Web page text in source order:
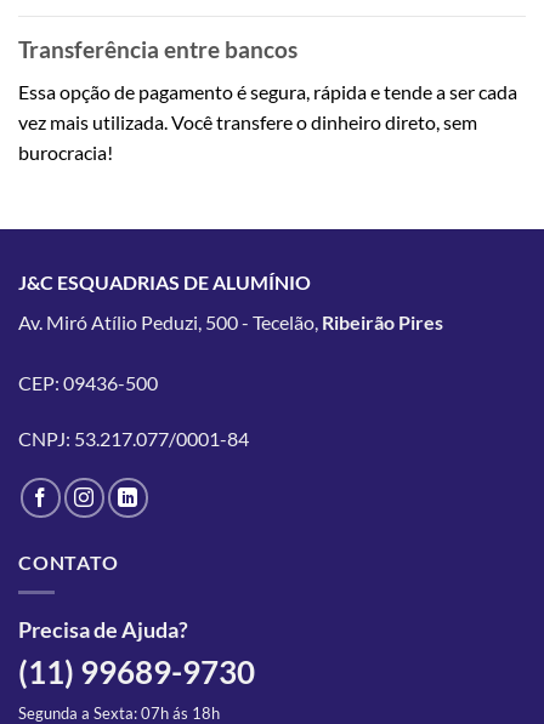
Transferência entre bancos
Essa opção de pagamento é segura, rápida e tende a ser cada
vez mais utilizada. Você transfere o dinheiro direto, sem
burocracia!
J&C ESQUADRIAS DE ALUMÍNIO
Av. Miró Atílio Peduzi, 500 - Tecelão, Ribeirão Pires
CEP: 09436-500
CNPJ: 53.217.077/0001-84
CONTATO
Precisa de Ajuda?
(11) 99689-9730
Segunda a Sexta: 07h ás 18h